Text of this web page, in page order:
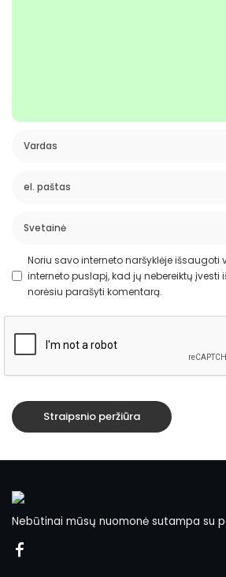
Noriu savo interneto naršyklėje išsaugoti
interneto puslapį, kad jų nebereiktų įvesti
norėsiu parašyti komentarą.
Nebūtinai mūsų nuomonė sutampa su